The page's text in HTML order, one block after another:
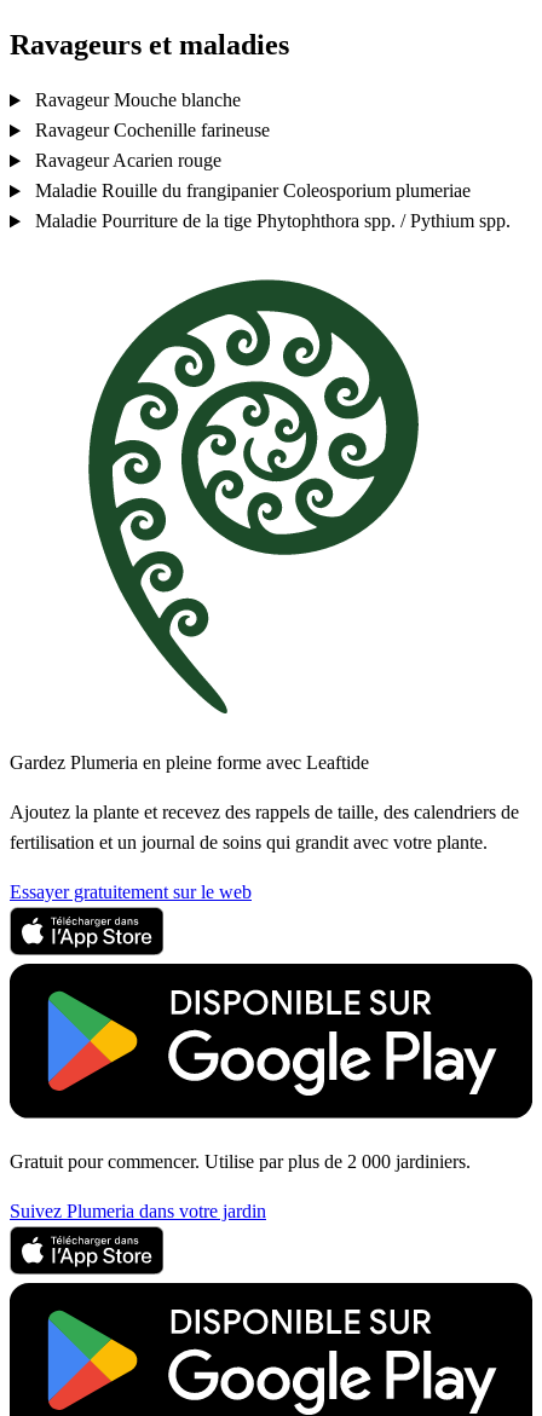
Ravageurs et maladies
RavageurMouche blanche
RavageurCochenille farineuse
RavageurAcarien rouge
Maladie Rouille du frangipanier Coleosporium plumeriae
Maladie Pourriture de la tige Phytophthora spp. / Pythium spp.
Gardez Plumeria en pleine forme avec Leaftide
Ajoutez la plante et recevez des rappels de taille, des calendriers de
fertilisation et un journal de soins qui grandit avec votre plante.
Essayer gratuitement sur le web
Gratuit pour commencer. Utilise par plus de 2 000 jardiniers.
Suivez Plumeria dans votre jardin